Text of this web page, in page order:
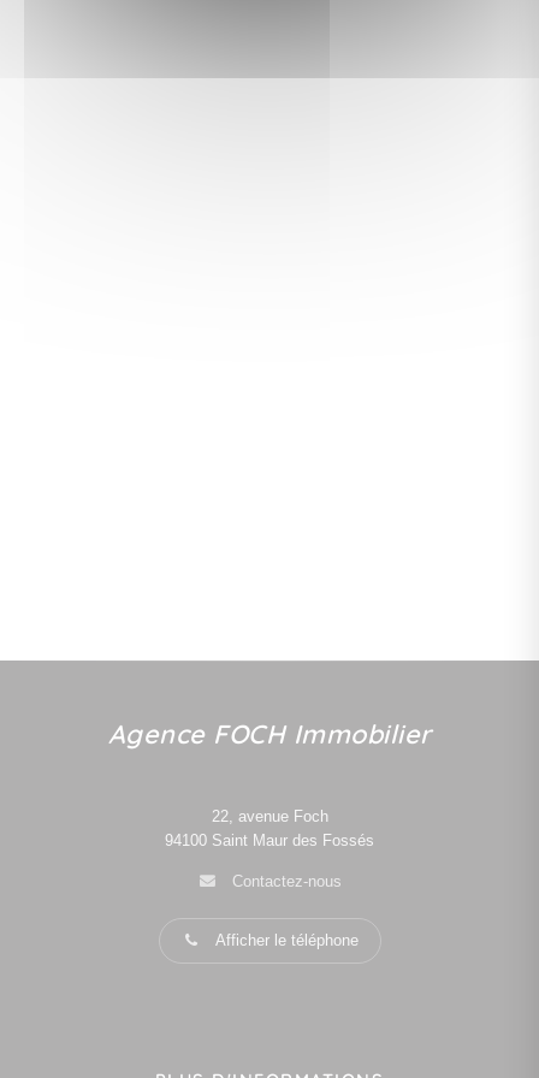
Agence FOCH Immobilier
22, avenue Foch
94100 Saint Maur des Fossés
Contactez-nous
Afficher le téléphone